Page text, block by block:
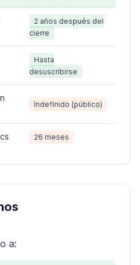
2 años después del
cierre
Hasta
desuscribirse
Indefinido (público)
26 meses
a: